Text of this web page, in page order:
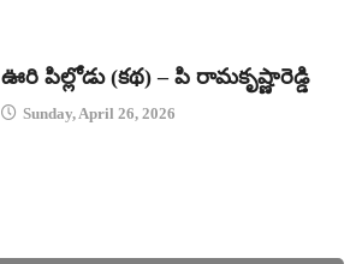
ఊరి పిల్లోడు (కథ) – పి రామకృష్ణారెడ్డి
Sunday, April 26, 2026